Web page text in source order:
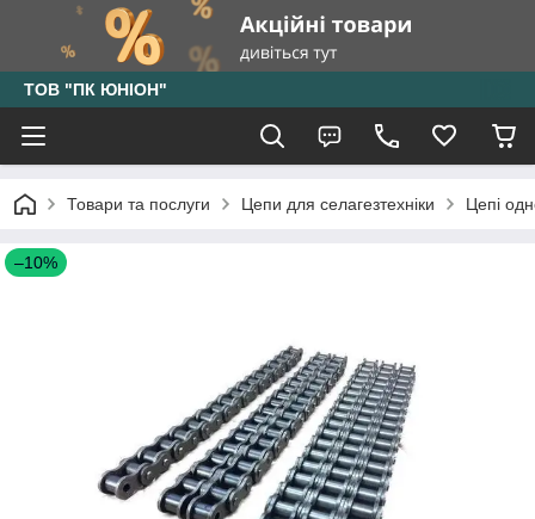
ТОВ "ПК ЮНІОН"
Товари та послуги Цепи для селагезтехніки Цепі
–10%